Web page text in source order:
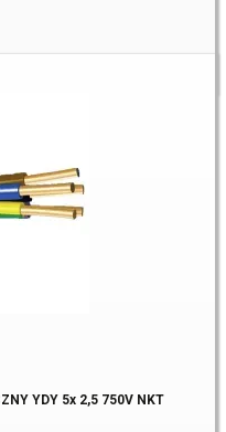
m.
YDY 5x 2,5 750V NKT